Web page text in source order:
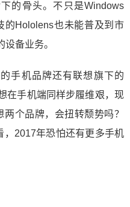
的骨头。不只是Windows
的Hololens也未能普及到市
备业务。
手机品牌还有联想旗下的
在手机端同样步履维艰，现
个品牌，会扭转颓势吗？
，2017年恐怕还有更多手机